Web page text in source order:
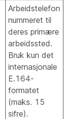
Arbeidstelefon
nummeret til
deres primære
arbeidssted.
Bruk kun det
internasjonale
E.164-
formatet
(maks. 15
sifre).